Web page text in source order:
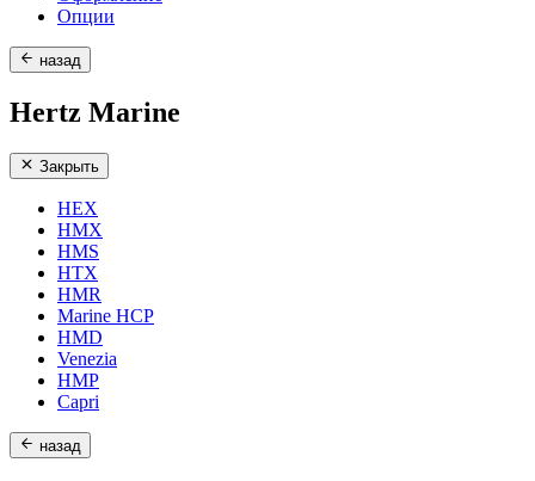
Опции
назад
Hertz Marine
Закрыть
HEX
HMX
HMS
HTX
HMR
Marine HCP
HMD
Venezia
HMP
Capri
назад